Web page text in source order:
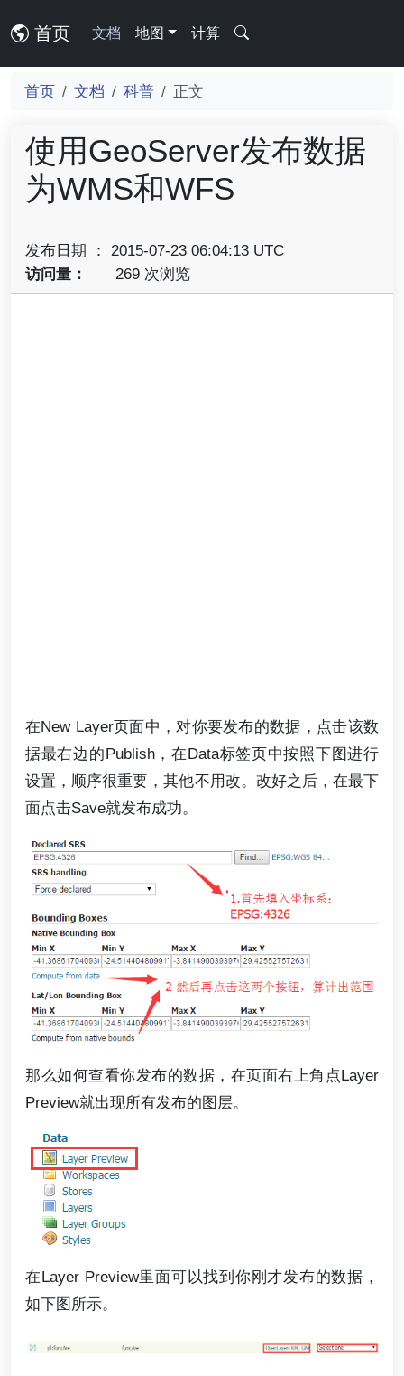
首页 文档 地图 计算
首页 文档 科普 正文
使用GeoServer发布数据
为WMS和WFS
发布日期 ： 2015-07-23 06:04:13 UTC
访问量：
269 次浏览
在New Layer页面中，对你要发布的数据，点击该数
据最右边的Publish，在Data标签页中按照下图进行
设置，顺序很重要，其他不用改。改好之后，在最下
面点击Save就发布成功。
那么如何查看你发布的数据，在页面右上角点Layer
Preview就出现所有发布的图层。
在Layer Preview里面可以找到你刚才发布的数据，
如下图所示。